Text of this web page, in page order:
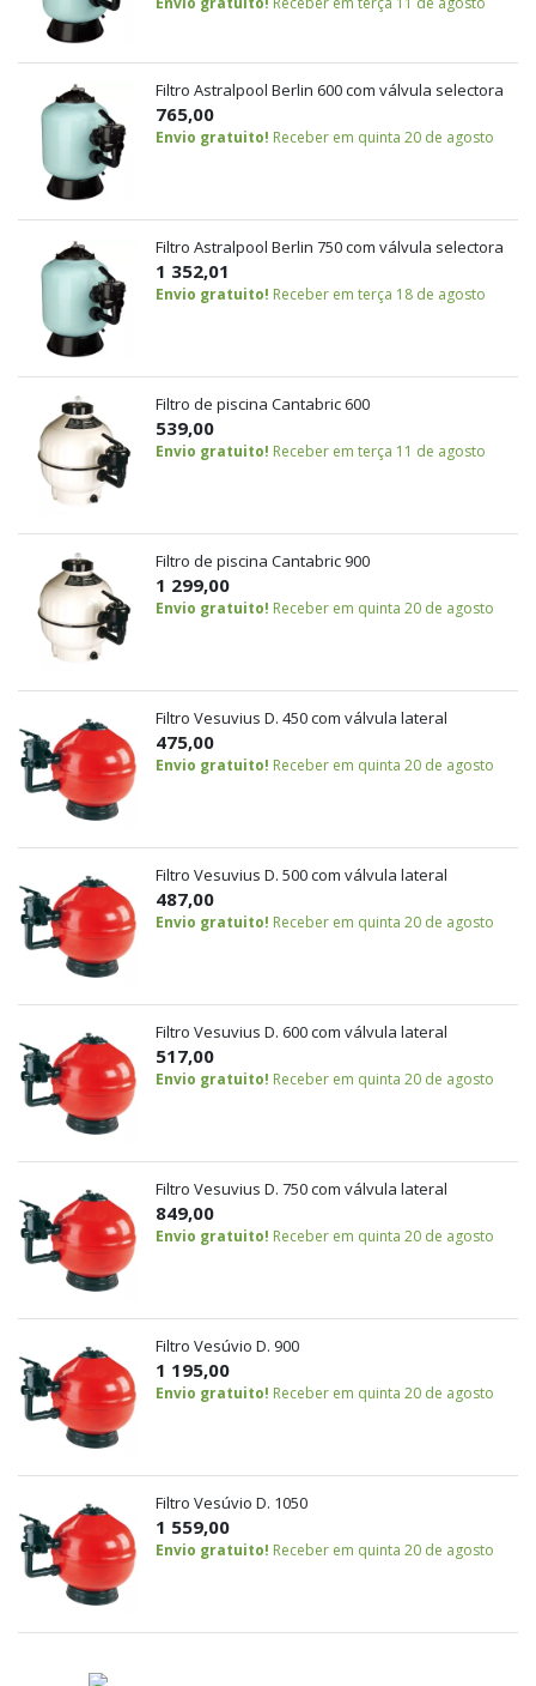
Filtro Astralpool Berlin 600 com válvula selectora
765,00
Envio gratuito! Receber em quinta 20 de agosto
Filtro Astralpool Berlin 750 com válvula selectora
1 352,01
Envio gratuito! Receber em terça 18 de agosto
Filtro de piscina Cantabric 600
539,00
Envio gratuito! Receber em terça 11 de agosto
Filtro de piscina Cantabric 900
1 299,00
Envio gratuito! Receber em quinta 20 de agosto
Filtro Vesuvius D. 450 com válvula lateral
475,00
Envio gratuito! Receber em quinta 20 de agosto
Filtro Vesuvius D. 500 com válvula lateral
487,00
Envio gratuito! Receber em quinta 20 de agosto
Filtro Vesuvius D. 600 com válvula lateral
517,00
Envio gratuito! Receber em quinta 20 de agosto
Filtro Vesuvius D. 750 com válvula lateral
849,00
Envio gratuito! Receber em quinta 20 de agosto
Filtro Vesúvio D. 900
1 195,00
Envio gratuito! Receber em quinta 20 de agosto
Filtro Vesúvio D. 1050
1 559,00
Envio gratuito! Receber em quinta 20 de agosto